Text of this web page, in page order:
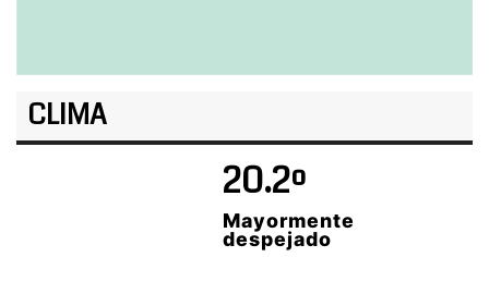
CLIMA
20.2º
Mayormente
despejado